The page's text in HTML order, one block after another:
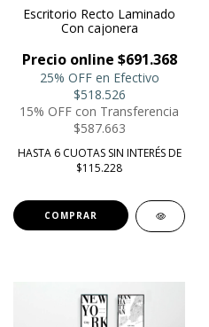
Escritorio Recto Laminado
Con cajonera
Precio online $691.368
25% OFF en Efectivo
$518.526
15% OFF con Transferencia
$587.663
HASTA 6 CUOTAS SIN INTERÉS DE
$115.228
COMPRAR